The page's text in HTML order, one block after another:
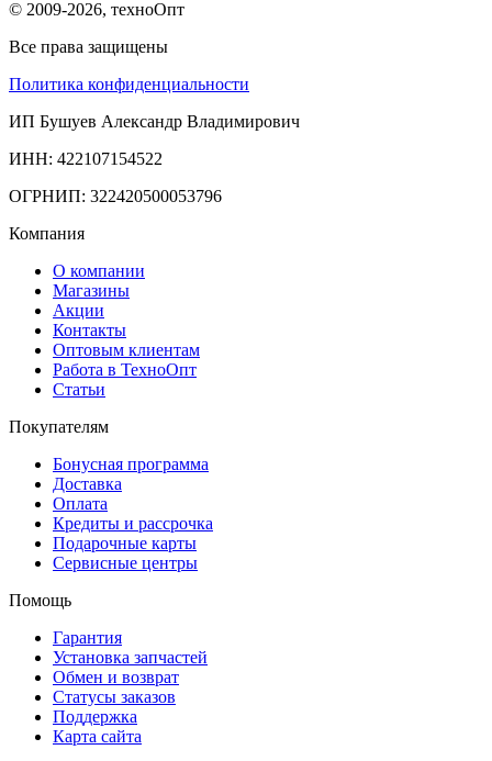
© 2009-2026, техноОпт
Все права защищены
Политика конфиденциальности
ИП Бушуев Александр Владимирович
ИНН: 422107154522
ОГРНИП: 322420500053796
Компания
О компании
Магазины
Акции
Контакты
Оптовым клиентам
Работа в ТехноОпт
Статьи
Покупателям
Бонусная программа
Доставка
Оплата
Кредиты и рассрочка
Подарочные карты
Сервисные центры
Помощь
Гарантия
Установка запчастей
Обмен и возврат
Статусы заказов
Поддержка
Карта сайта